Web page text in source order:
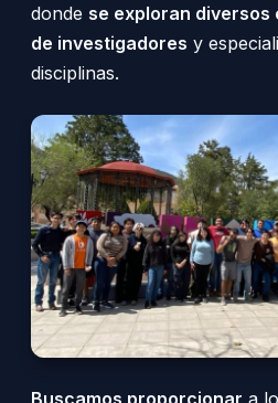
donde se exploran diversos
de investigadores y
disciplinas.